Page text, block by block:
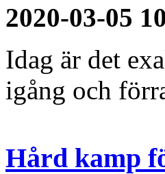
2020-03-05
Idag är det
igång och
Hård kamp